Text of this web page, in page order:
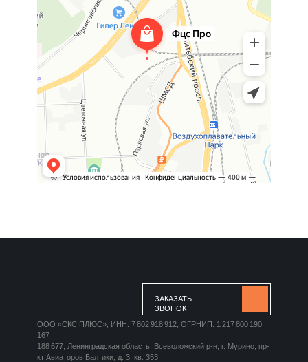
ЗАКАЗАТЬ
ЗВОНОК
ООО «СКС ПЛЮС», ИНН: 7 802 918 912, ОГРНИП: 1 217 800 190
167
188 677, Ленинградская область, Всеволожский р-н, г. Мурино, пр-
кт Авиаторов Балтики, д. 3, кв. 353